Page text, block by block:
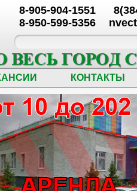
8-905-904-1551
8-950-599-5356
КОНТАКТЫ